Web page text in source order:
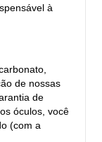
à
de nossas
de
óculos, você
(com a